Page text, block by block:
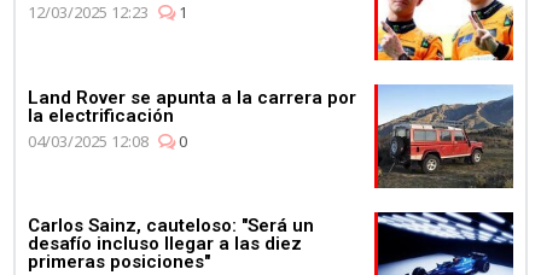
12/03/2025 12:23
1
Land Rover se apunta a la carrera por
la electrificación
04/03/2025 12:08
0
Carlos Sainz, cauteloso: "Será un
desafío incluso llegar a las diez
primeras posiciones"